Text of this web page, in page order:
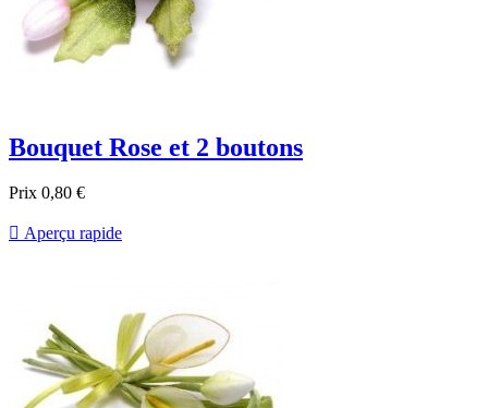
Bouquet Rose et 2 boutons
Prix 0,80 €
 Aperçu rapide